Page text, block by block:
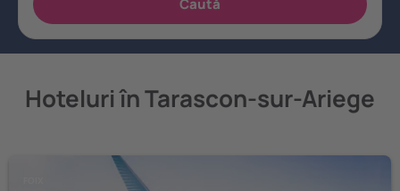
Hoteluri în Tarascon-sur-Ariege